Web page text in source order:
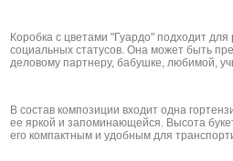
Коробка с цветами "Гуардо" подходит для
социальных статусов. Она может быть
деловому партнеру, бабушке, любимой,
В состав композиции входит одна
ее яркой и запоминающейся. Высота
его компактным и удобным для